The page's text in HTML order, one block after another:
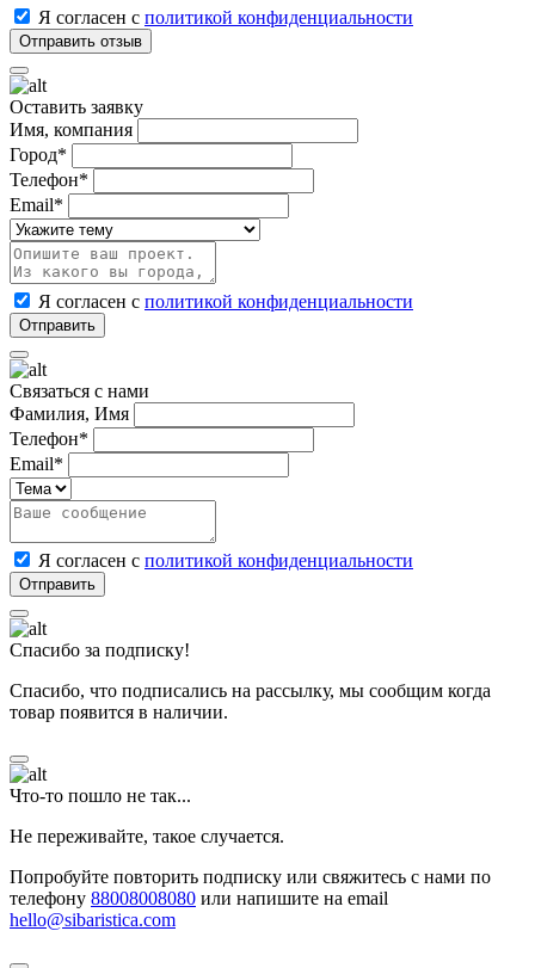
Я согласен с политикой конфиденциальности
Оставить заявку
Имя, компания
Город*
Телефон*
Email*
Я согласен с политикой конфиденциальности
Связаться с нами
Фамилия, Имя
Телефон*
Email*
Я согласен с политикой конфиденциальности
Спасибо за подписку!
Спасибо, что подписались на рассылку, мы сообщим когда
товар появится в наличии.
Что-то пошло не так...
Не переживайте, такое случается.
Попробуйте повторить подписку или свяжитесь с нами по
телефону 88008008080 или напишите на email
hello@sibaristica.com